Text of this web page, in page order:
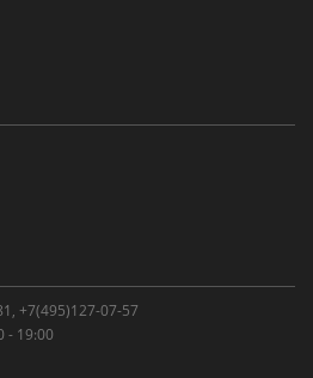
+7(495)127-07-57
- 19:00